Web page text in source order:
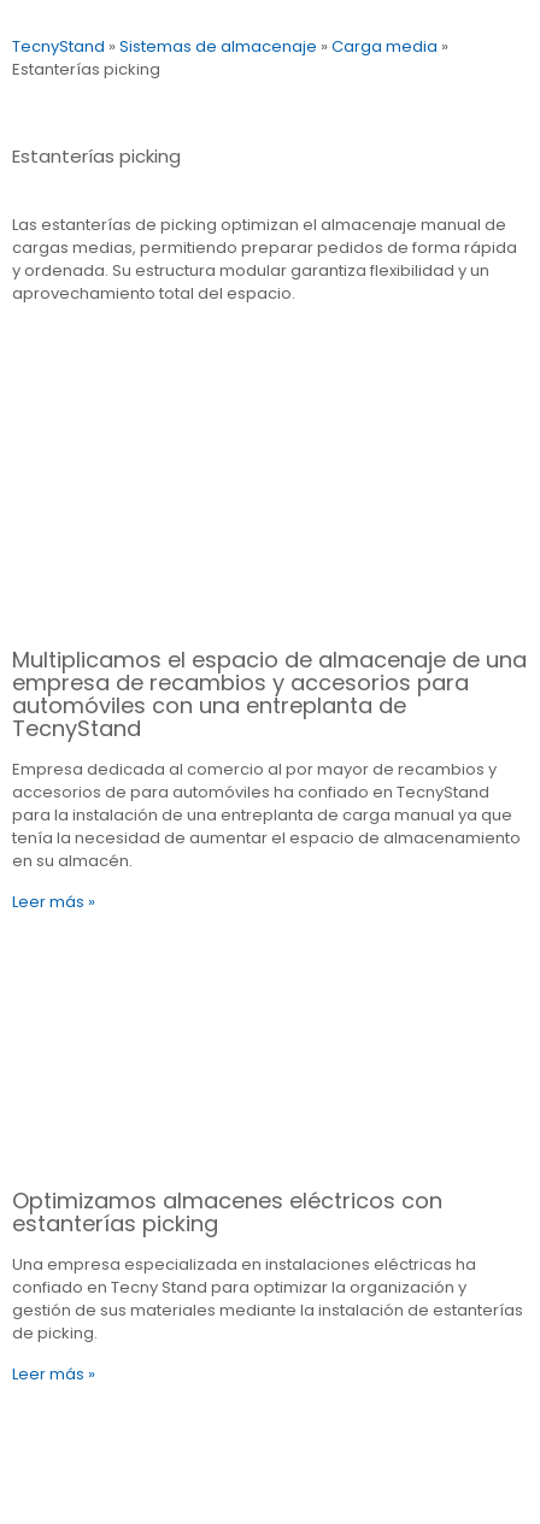
TecnyStand » Sistemas de almacenaje » Carga media »
Estanterías picking
Estanterías picking
Las estanterías de picking optimizan el almacenaje manual de
cargas medias, permitiendo preparar pedidos de forma rápida
y ordenada. Su estructura modular garantiza flexibilidad y un
aprovechamiento total del espacio.
Multiplicamos el espacio de almacenaje de una
empresa de recambios y accesorios para
automóviles con una entreplanta de
TecnyStand
Empresa dedicada al comercio al por mayor de recambios y
accesorios de para automóviles ha confiado en TecnyStand
para la instalación de una entreplanta de carga manual ya que
tenía la necesidad de aumentar el espacio de almacenamiento
en su almacén.
Leer más »
Optimizamos almacenes eléctricos con
estanterías picking
Una empresa especializada en instalaciones eléctricas ha
confiado en Tecny Stand para optimizar la organización y
gestión de sus materiales mediante la instalación de estanterías
de picking.
Leer más »